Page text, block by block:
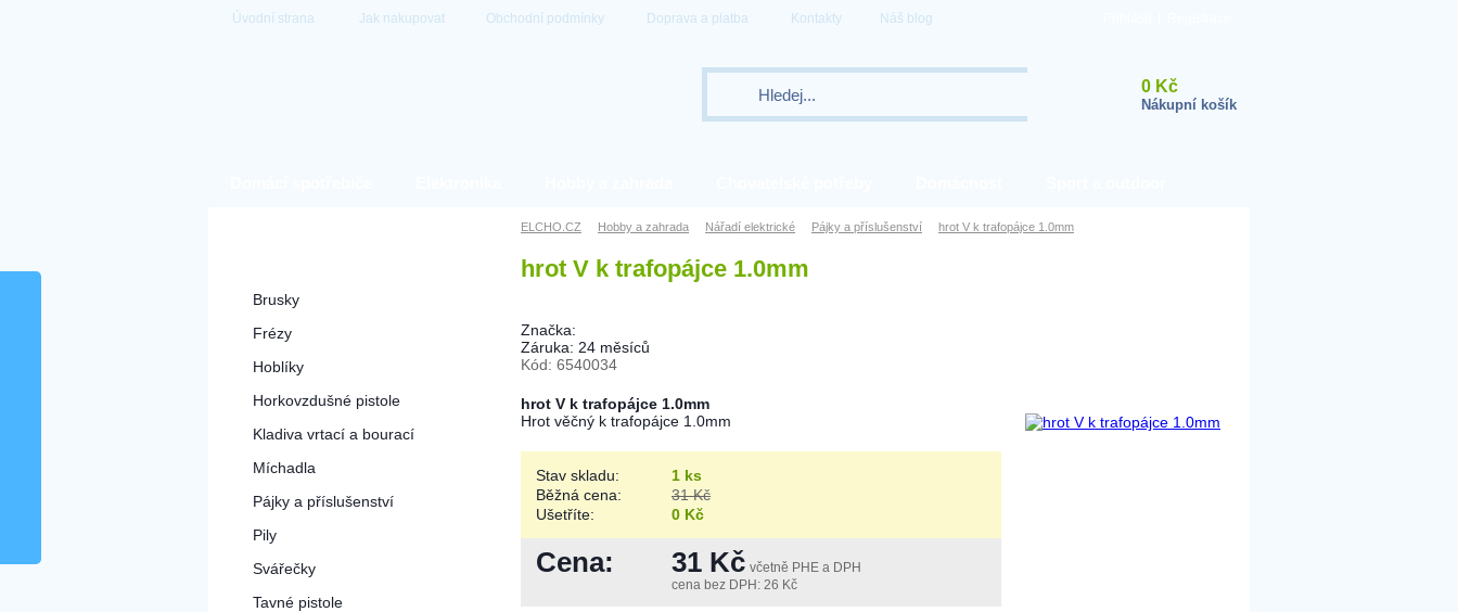
Úvodní strana Jak nakupovat Obchodní podmínky Doprava a platba Kontakty Náš blog
0 Kč
Nákupní košík
Brusky
Frézy
Hoblíky
Horkovzdušné pistole
Kladiva vrtací a bourací
Míchadla
Pájky a příslušenství
Pily
Svářečky
Tavné pistole
ELCHO.CZ Hobby a zahrada Nářadí elektrické Pájky a příslušenství hrot V k trafopájce 1.0mm
hrot V k trafopájce 1.0mm
Značka:
Záruka: 24 měsíců
Kód: 6540034
hrot V k trafopájce 1.0mm
Hrot věčný k trafopájce 1.0mm
Stav skladu:
1 ks
Běžná cena:
31 Kč
Ušetříte:
0 Kč
Cena: 31 Kč včetně PHE a DPH
cena bez DPH: 26 Kč